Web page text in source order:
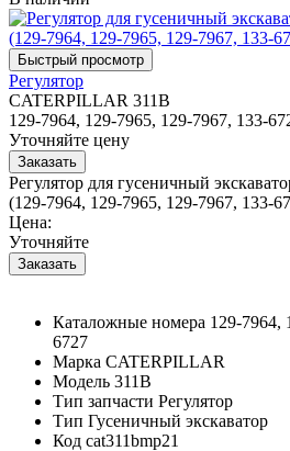
Регулятор
CATERPILLAR 311B
129-7964, 129-7965, 129-7967, 133-
Уточняйте цену
Регулятор для гусеничный
(129-7964, 129-7965, 129-7967, 133-
Цена:
Уточняйте
Каталожные номера 129-7964,
6727
Марка CATERPILLAR
Модель 311B
Тип запчасти Регулятор
Тип Гусеничный экскаватор
Код cat311bmp21